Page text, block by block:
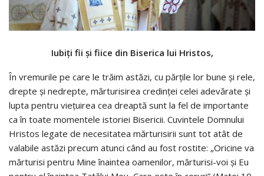
Iubiţi fii şi fiice din Biserica lui Hristos,
În vremurile pe care le trăim astăzi, cu părţile lor bune şi rele,
drepte şi nedrepte, mărturisirea credinţei celei adevărate şi
lupta pentru vieţuirea cea dreaptă sunt la fel de importante
ca în toate momentele istoriei Bisericii. Cuvintele Domnului
Hristos legate de necesitatea mărturisirii sunt tot atât de
valabile astăzi precum atunci când au fost rostite: „Oricine va
mărturisi pentru Mine înaintea oamenilor, mărturisi-voi şi Eu